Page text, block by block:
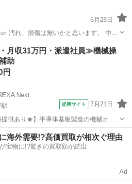
6月28日
古
駅 バッグ
月収31万円・派遣社員≫機械操
助
円
Next
提携サイト 7月21日
提供あり★】半導体基板製造の機械オペ
躍中★カップル＆友達同士の応募OK！
送迎◎正社員登用制度あり！マイカー
長野県茅...
その他
海外需要!?高価買取が相次ぐ理由
宝物に!?驚きの買取額が続出
Ad